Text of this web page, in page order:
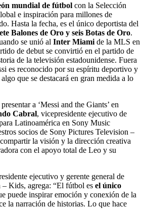
mundial de fútbol con la Selección
e inspiración para millones de
Hasta la fecha, es el único deportista del
Balones de Oro y seis Botas de Oro.
se unió al Inter Miami de la MLS en
de debut se convirtió en el partido de
de la televisión estadounidense. Fuera
es reconocido por su espíritu deportivo y
que se destacará en gran medida a lo
a ‘Messi and the Giants’ en
Cabral, vicepresidente ejecutivo de
Latinoamérica en Sony Music
socios de Sony Pictures Television –
la visión y la dirección creativa
con el apoyo total de Leo y su
ejecutivo y gerente general de
Kids, agrega: “El fútbol es el único
puede inspirar emoción y conexión de la
la narración de historias. Lo que hace